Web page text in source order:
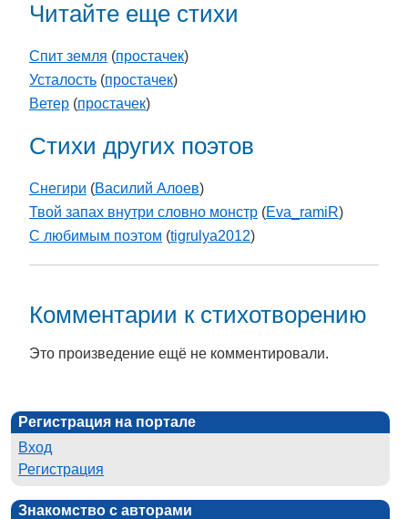
Читайте еще стихи
Спит земля (простачек)
Усталость (простачек)
Ветер (простачек)
Стихи других поэтов
Снегири (Василий Алоев)
Твой запах внутри словно монстр (Eva_ramiR)
С любимым поэтом (tigrulya2012)
Комментарии к стихотворению
Это произведение ещё не комментировали.
Регистрация на портале
Вход
Регистрация
Знакомство с авторами